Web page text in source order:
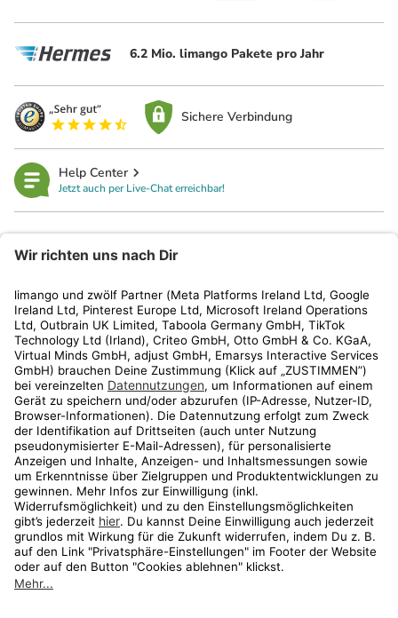
6.2 Mio. limango Pakete pro Jahr
Sichere Verbindung
Help Center
Jetzt auch per Live-Chat erreichbar!
Kundenservice
Shop
Aktionen
Travel